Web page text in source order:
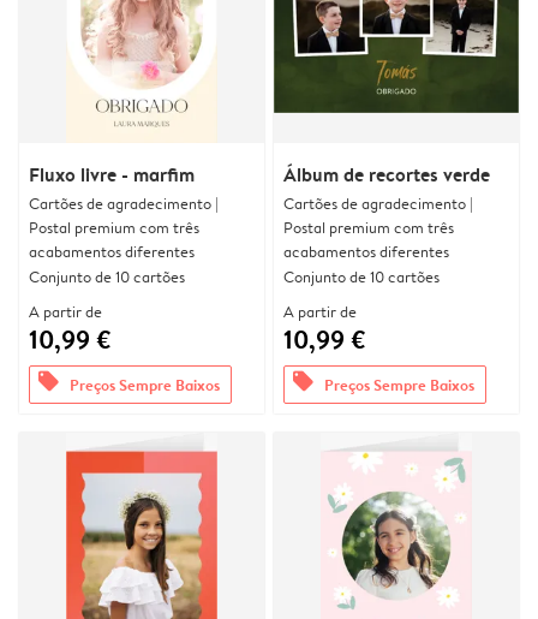
Fluxo livre - marfim
Cartões de agradecimento |
Postal premium com três
acabamentos diferentes
Conjunto de 10 cartões
A partir de
10,99 €
offers Preços Sempre Baixos
Álbum de recortes verde
Cartões de agradecimento |
Postal premium com três
acabamentos diferentes
Conjunto de 10 cartões
A partir de
10,99 €
offers Preços Sempre Baixos